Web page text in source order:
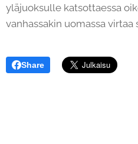
yläjuoksulle katsottaessa
vanhassakin uomassa virtaa
Share